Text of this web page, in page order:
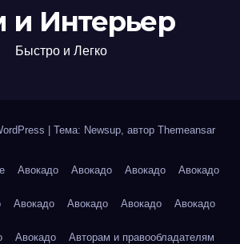
и Интерьер
Быстро и Легко
Тема: Newsup, автор Themeansar
Авокадо Авокадо Авокадо Авокадо
Авокадо Авокадо Авокадо Авокадо
Авокадо Авторам и правообладателям